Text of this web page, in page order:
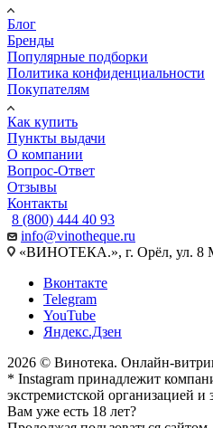
Блог
Бренды
Популярные подборки
Политика конфиденциальности
Покупателям
Как купить
Пункты выдачи
О компании
Вопрос-Ответ
Отзывы
Контакты
8 (800) 444 40 93
info@vinotheque.ru
«ВИНОТЕКА.», г. Орёл, ул. 8
Вконтакте
Telegram
YouTube
Яндекс.Дзен
2026 © Винотека. Онлайн-
* Instagram принадлежит
экстремистской организацией
Вам уже есть 18 лет?